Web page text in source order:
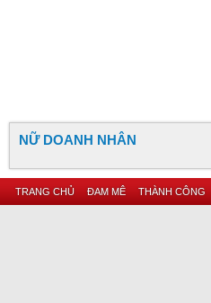
NỮ DOANH NHÂN
TRANG CHỦ ĐAM MÊ THÀNH CÔNG